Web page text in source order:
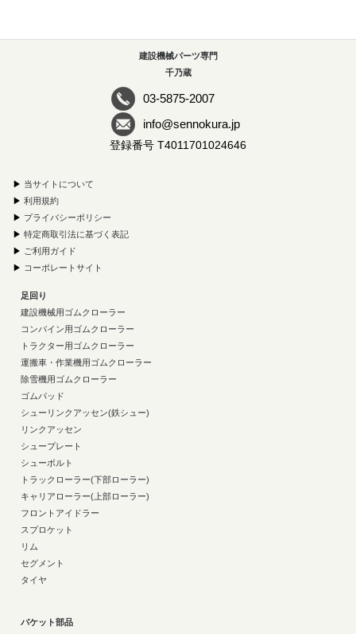
建設機械パーツ専門
千乃蔵
03-5875-2007
info@sennokura.jp
登録番号 T4011701024646
▶ 当サイトについて
▶ 利用規約
▶ プライバシーポリシー
▶ 特定商取引法に基づく表記
▶ ご利用ガイド
▶ コーポレートサイト
足回り
建設機械用ゴムクローラー
コンバイン用ゴムクローラー
トラクター用ゴムクローラー
運搬車・作業機用ゴムクローラー
除雪機用ゴムクローラー
ゴムパッド
シューリンクアッセン(鉄シュー)
リンクアッセン
シュープレート
シューボルト
トラックローラー(下部ローラー)
キャリアローラー(上部ローラー)
フロントアイドラー
スプロケット
リム
セグメント
タイヤ
バケット部品